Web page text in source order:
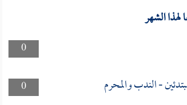
لهذا الشهر
0
0
- الندب والمحرم